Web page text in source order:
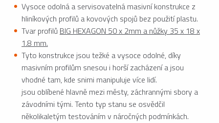
Vysoce odolná a servisovatelná masivní konstrukce z
hliníkových profilů a kovových spojů bez použití plastu.
Tvar profilů BIG HEXAGON 50 x 2mm a nůžky 35 x 18 x
1.8 mm.
Tyto konstrukce jsou težké a vysoce odolné, díky
masivním profilům snesou i horší zacházení a jsou
vhodné tam, kde snimi manipuluje více lidí.
jsou oblíbené hlavně mezi městy, záchrannými sbory a
závodními tými. Tento typ stanu se osvědčil
několikaletým testováním v náročných podmínkách.